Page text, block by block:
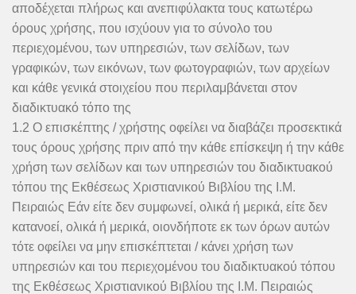
αποδέχεται πλήρως και ανεπιφύλακτα τους κατωτέρω
όρους χρήσης, που ισχύουν για το σύνολο του
περιεχομένου, των υπηρεσιών, των σελίδων, των
γραφικών, των εικόνων, των φωτογραφιών, των αρχείων
και κάθε γενικά στοιχείου που περιλαμβάνεται στον
διαδικτυακό τόπο της
1.2 Ο επισκέπτης / χρήστης οφείλει να διαβάζει προσεκτικά
τους όρους χρήσης πριν από την κάθε επίσκεψη ή την κάθε
χρήση των σελίδων και των υπηρεσιών του διαδικτυακού
τόπου της Εκθέσεως Χριστιανικού Βιβλίου της Ι.Μ.
Πειραιώς Εάν είτε δεν συμφωνεί, ολικά ή μερικά, είτε δεν
κατανοεί, ολικά ή μερικά, οιονδήποτε εκ των όρων αυτών
τότε οφείλει να μην επισκέπτεται / κάνει χρήση των
υπηρεσιών και του περιεχομένου του διαδικτυακού τόπου
της Εκθέσεως Χριστιανικού Βιβλίου της Ι.Μ. Πειραιώς